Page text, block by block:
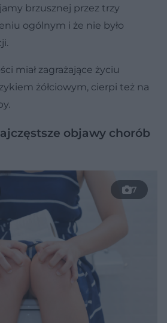
brzusznej przez trzy
ogólnym i że nie było
miał zagrażające życiu
żółciowym, cierpi też na
objawy chorób
7